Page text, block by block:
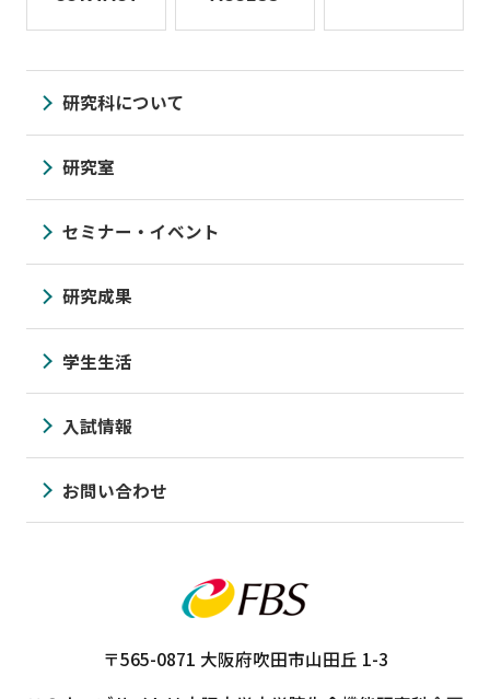
〒565-0871 大阪府吹田市山田丘 1-3
研究科について
研究室
セミナー・イベント
研究成果
学生生活
入試情報
お問い合わせ